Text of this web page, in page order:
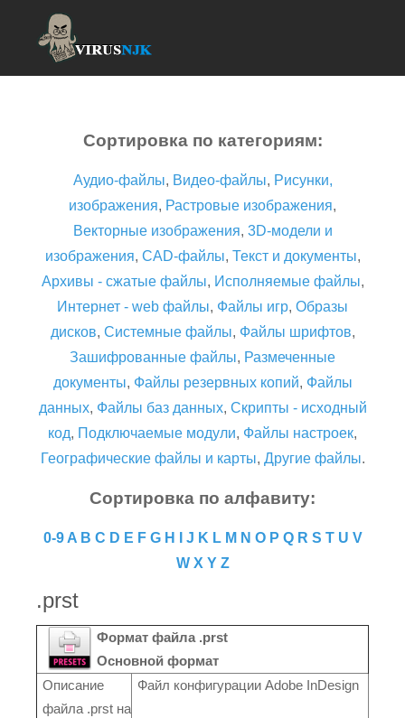
Сортировка по категориям:
Аудио-файлы, Видео-файлы, Рисунки,
изображения, Растровые изображения,
Векторные изображения, 3D-модели и
изображения, CAD-файлы, Текст и документы,
Архивы - сжатые файлы, Исполняемые файлы,
Интернет - web файлы, Файлы игр, Образы
дисков, Системные файлы, Файлы шрифтов,
Зашифрованные файлы, Размеченные
документы, Файлы резервных копий, Файлы
данных, Файлы баз данных, Скрипты - исходный
код, Подключаемые модули, Файлы настроек,
Географические файлы и карты, Другие файлы.
Сортировка по алфавиту:
0-9 A B C D E F G H J K L M N O P Q R S T U V
W X Y Z
.prst
Формат файла .prst
Основной формат
Описание
файла .prst на
Файл конфигурации Adobe InDesign